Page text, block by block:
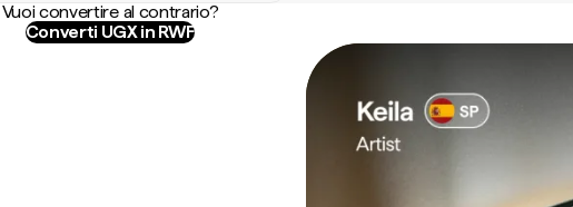
Vuoi convertire al contrario?
Converti UGX in RWF